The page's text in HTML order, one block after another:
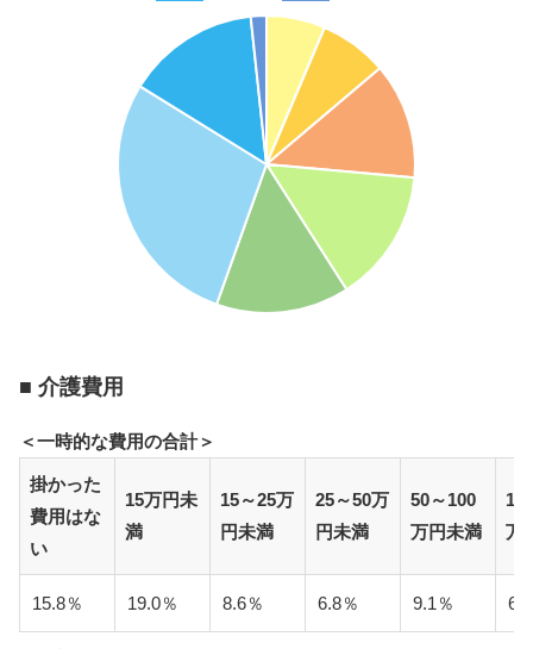
■ 介護費用
＜一時的な費用の合計＞
掛かった
費用はな
い
15万円未
満
15～25万
円未満
25～50万
円未満
50～100
万円未満
万
15.8％ 19.0％ 8.6％ 6.8％ 9.1％